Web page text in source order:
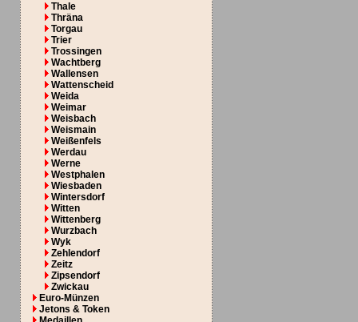
Thale
Thräna
Torgau
Trier
Trossingen
Wachtberg
Wallensen
Wattenscheid
Weida
Weimar
Weisbach
Weismain
Weißenfels
Werdau
Werne
Westphalen
Wiesbaden
Wintersdorf
Witten
Wittenberg
Wurzbach
Wyk
Zehlendorf
Zeitz
Zipsendorf
Zwickau
Euro-Münzen
Jetons & Token